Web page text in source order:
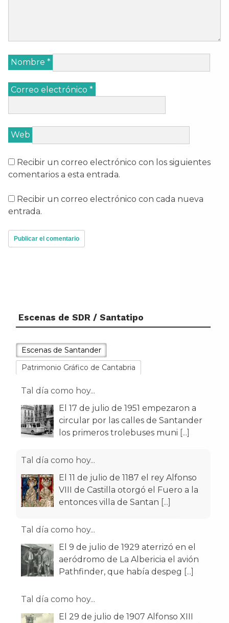
Nombre *
Correo electrónico *
Web
Recibir un correo electrónico con los siguientes
comentarios a esta entrada.
Recibir un correo electrónico con cada nueva
entrada.
Escenas de SDR / Santatipo
Escenas de Santander
Patrimonio Gráfico de Cantabria
Tal día como hoy...
El 17 de julio de 1951 empezaron a
circular por las calles de Santander
los primeros trolebuses muni [...]
Tal día como hoy...
El 11 de julio de 1187 el rey Alfonso
VIII de Castilla otorgó el Fuero a la
entonces villa de Santan [...]
Tal día como hoy...
El 9 de julio de 1929 aterrizó en el
aeródromo de La Albericia el avión
Pathfinder, que había despeg [...]
Tal día como hoy...
El 29 de julio de 1907 Alfonso XIII